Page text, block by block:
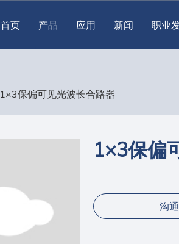
首页 产品 应用 新闻 职业
1×3保偏可见光波长合路器
1×3保偏
沟